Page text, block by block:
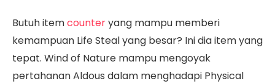
Butuh itemcounteryang mampu memberi
kemampuan Life Steal yang besar? Ini dia item yang
tepat. Wind of Nature mampu mengoyak
pertahanan Aldous dalam menghadapi Physical